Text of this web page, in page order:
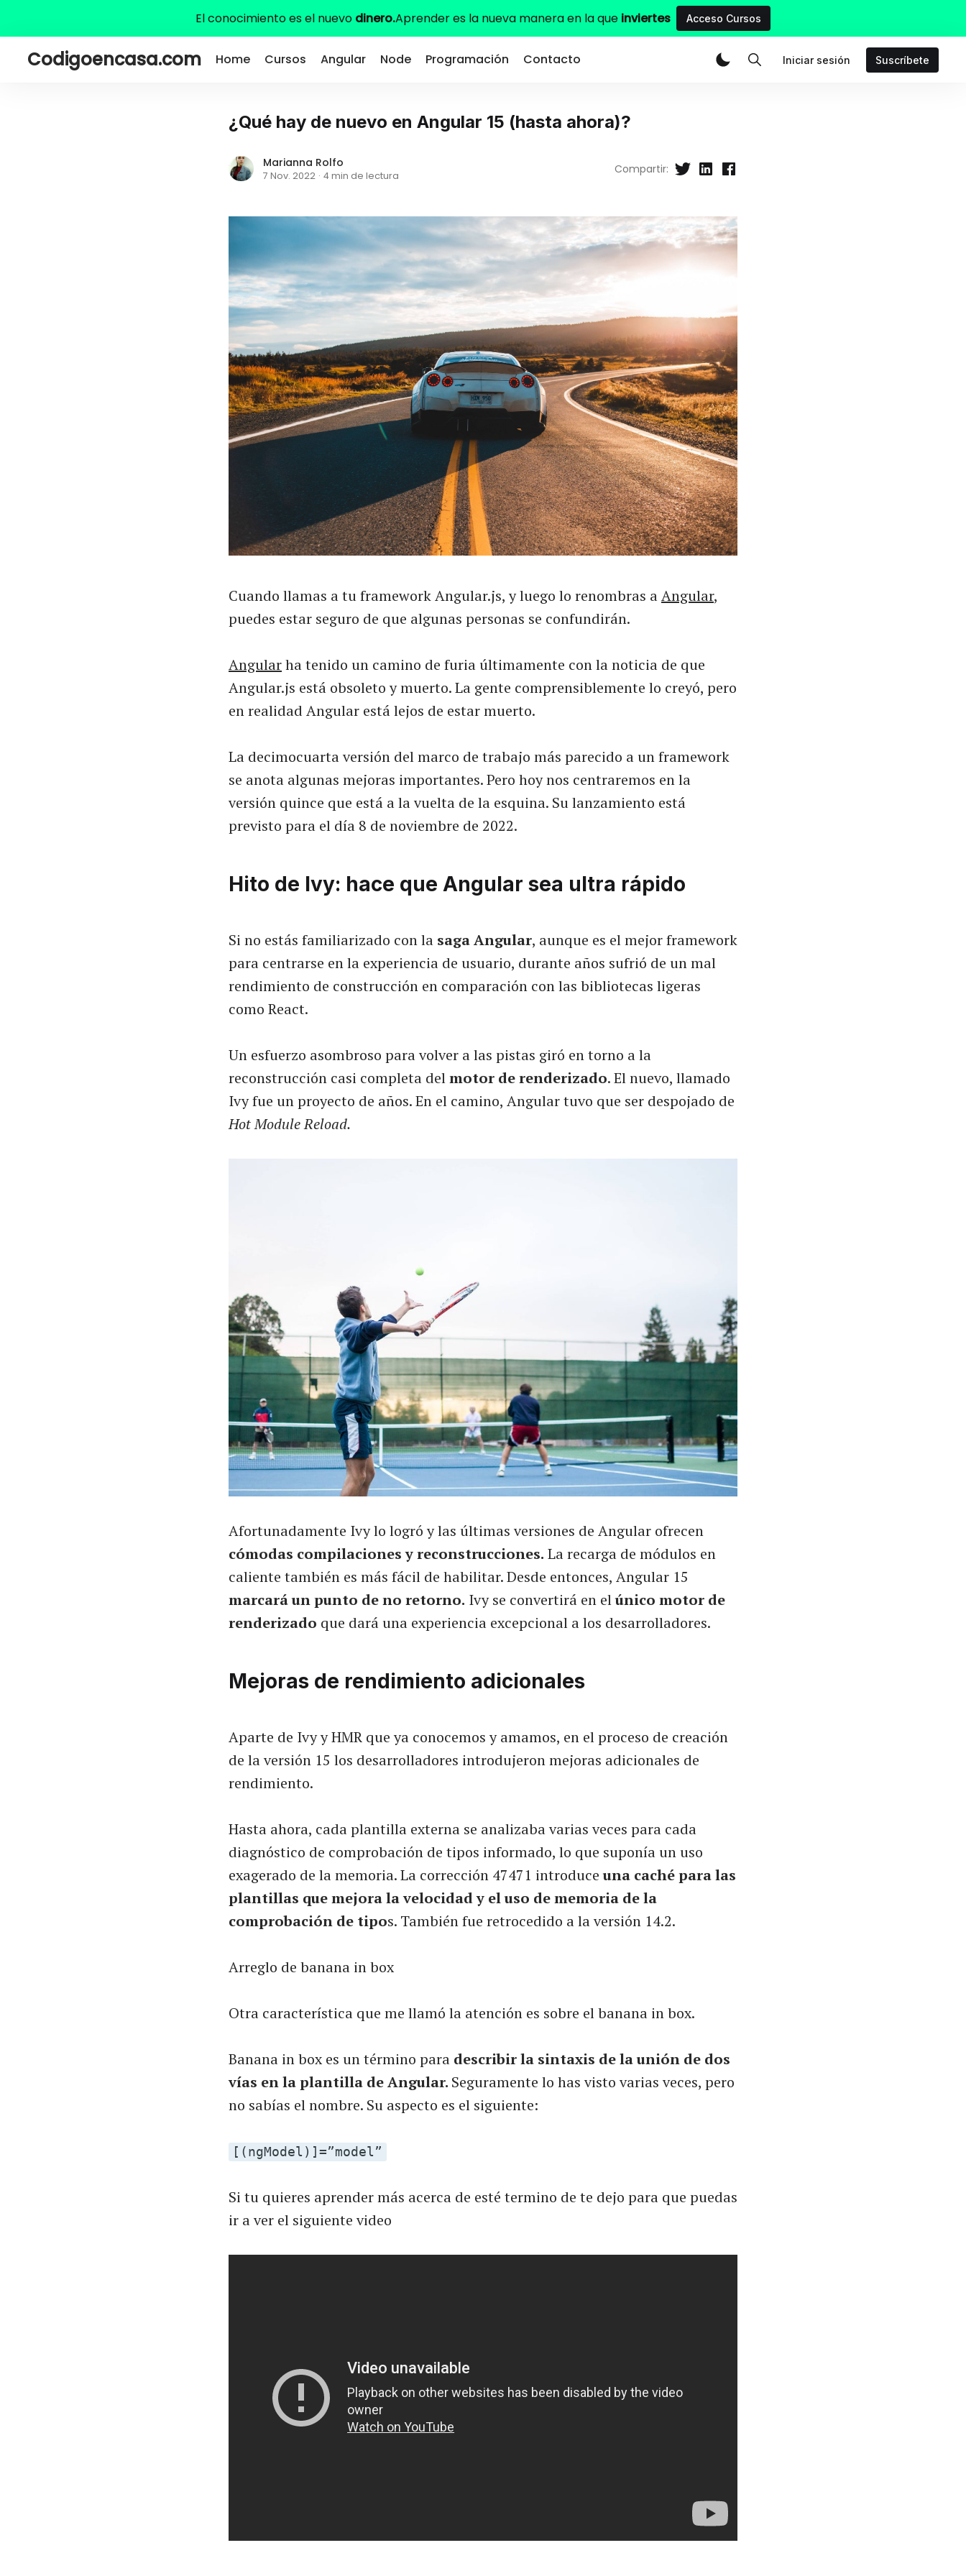
El conocimiento es el nuevo dinero.Aprender es la nueva manera en la que inviertes Acceso Cursos
Codigoencasa.com Home Cursos Angular Node Programación Contacto Iniciar sesión Suscríbete
¿Qué hay de nuevo en Angular 15 (hasta ahora)?
Marianna Rolfo
7 Nov. 2022 · 4 min de lectura Compartir:
Cuando llamas a tu framework Angular.js, y luego lo renombras aAngular,
puedes estar seguro de que algunas personas se confundirán.
Angularha tenido un camino de furia últimamente con la noticia de que
Angular.js está obsoleto y muerto. La gente comprensiblemente lo creyó, pero
en realidad Angular está lejos de estar muerto.
La decimocuarta versión del marco de trabajo más parecido a un framework
se anota algunas mejoras importantes. Pero hoy nos centraremos en la
versión quince que está a la vuelta de la esquina. Su lanzamiento está
previsto para el día 8 de noviembre de 2022.
Hito de Ivy: hace que Angular sea ultra rápido
Si no estás familiarizado con la saga Angular, aunque es el mejor framework
para centrarse en la experiencia de usuario, durante años sufrió de un mal
rendimiento de construcción en comparación con las bibliotecas ligeras
como React.
Un esfuerzo asombroso para volver a las pistas giró en torno a la
reconstrucción casi completa delmotor de renderizado. El nuevo, llamado
Ivy fue un proyecto de años. En el camino, Angular tuvo que ser despojado de
Hot Module Reload.
Afortunadamente Ivy lo logró y las últimas versiones de Angular ofrecen
cómodas compilaciones y reconstrucciones. La recarga de módulos en
caliente también es más fácil de habilitar. Desde entonces, Angular 15
marcará un punto de no retorno. Ivy se convertirá en elúnico motor de
renderizado que dará una experiencia excepcional a los desarrolladores.
Mejoras de rendimiento adicionales
Aparte de Ivy y HMR que ya conocemos y amamos, en el proceso de creación
de la versión 15 los desarrolladores introdujeron mejoras adicionales de
rendimiento.
Hasta ahora, cada plantilla externa se analizaba varias veces para cada
diagnóstico de comprobación de tipos informado, lo que suponía un uso
exagerado de la memoria. La corrección 47471 introduceuna caché para las
plantillas que mejora la velocidad y el uso de memoria de la
comprobación de tipos. También fue retrocedido a la versión 14.2.
Arreglo de banana in box
Otra característica que me llamó la atención es sobre el banana in box.
Banana in box es un término para describir la sintaxis de la unión de dos
vías en la plantilla de Angular. Seguramente lo has visto varias veces, pero
no sabías el nombre. Su aspecto es el siguiente:
[(ngModel)]=”model”
Si tu quieres aprender más acerca de esté termino de te dejo para que puedas
ir a ver el siguiente video